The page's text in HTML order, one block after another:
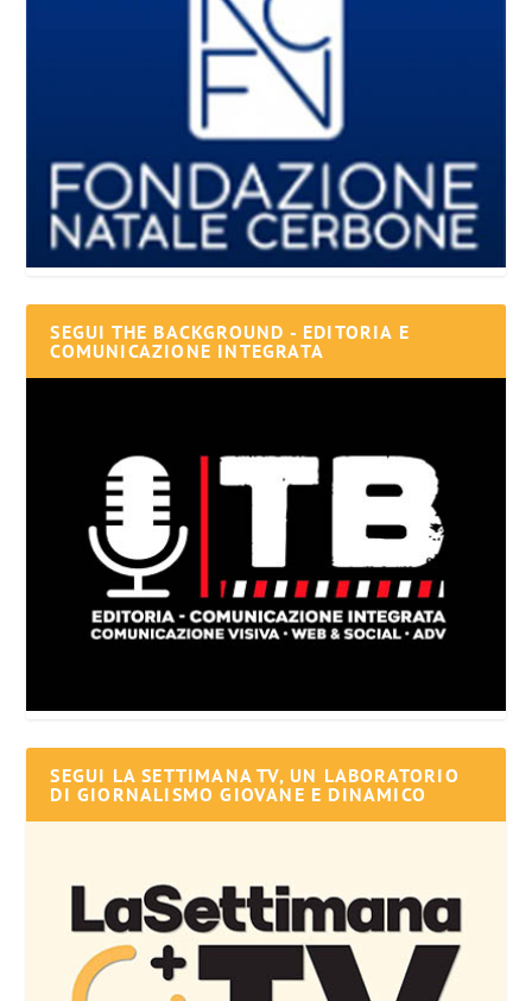
SEGUI THE BACKGROUND - EDITORIA E
COMUNICAZIONE INTEGRATA
SEGUI LA SETTIMANA TV, UN LABORATORIO
DI GIORNALISMO GIOVANE E DINAMICO